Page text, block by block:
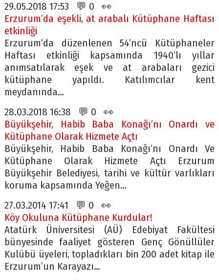
29.05.2018 17:53 💬 0 👀
Erzurum’da eşekli, at arabalı Kütüphane Haftası
etkinliği
Erzurum’da düzenlenen 54’ncü Kütüphaneler
Haftası etkinliği kapsamında 1940’lı yıllar
anımsatılarak eşek ve at arabaları gezici
kütüphane yapıldı. Katılımcılar kent
meydanında…
28.03.2018 16:38 💬 0 👀
Büyükşehir, Habib Baba Konağı’nı Onardı ve
Kütüphane Olarak Hizmete Açtı
Büyükşehir, Habib Baba Konağı’nı Onardı Ve
Kütüphane Olarak Hizmete Açtı Erzurum
Büyükşehir Belediyesi, tarihi ve kültür varlıkları
koruma kapsamında Yeğen…
27.03.2014 17:41 💬 0 👀
Köy Okuluna Kütüphane Kurdular!
Atatürk Üniversitesi (AÜ) Edebiyat Fakültesi
bünyesinde faaliyet gösteren Genç Gönüllüler
Kulübü üyeleri, topladıkları bin 200 adet kitap ile
Erzurum’un Karayazı…